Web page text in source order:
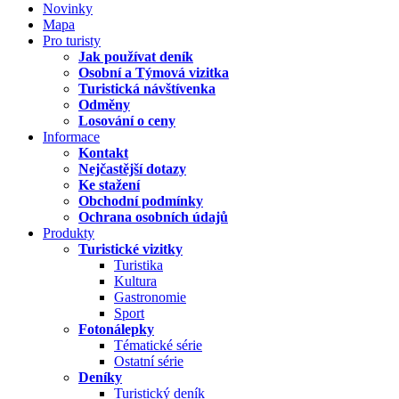
Novinky
Mapa
Pro turisty
Jak používat deník
Osobní a Týmová vizitka
Turistická návštívenka
Odměny
Losování o ceny
Informace
Kontakt
Nejčastější dotazy
Ke stažení
Obchodní podmínky
Ochrana osobních údajů
Produkty
Turistické vizitky
Turistika
Kultura
Gastronomie
Sport
Fotonálepky
Tématické série
Ostatní série
Deníky
Turistický deník